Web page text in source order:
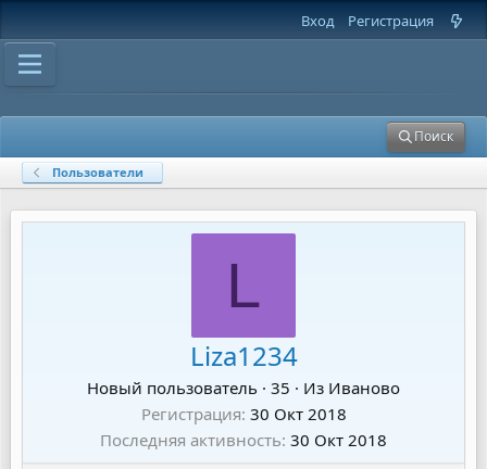
Вход Регистрация
Поиск
Пользователи
L
Liza1234
Новый пользователь · 35 · Из Иваново
Регистрация 30 Окт 2018
Последняя активность 30 Окт 2018